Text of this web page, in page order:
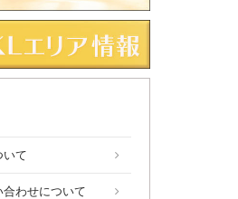
いて
合わせについて